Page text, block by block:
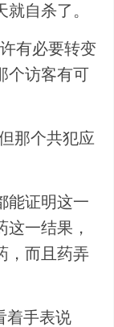
自杀了。
有必要转变
个访客有可
那个共犯应
能证明这一
一结果，
，而且药弄
着手表说